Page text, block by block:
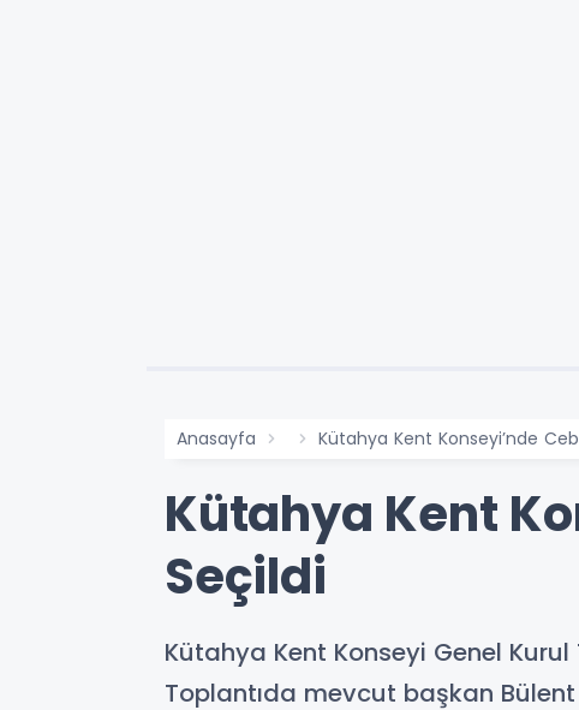
Anasayfa Kütahya Kent Konseyi’nde
Kütahya Kent
Seçildi
Kütahya Kent Konseyi Genel Kurul
Toplantıda mevcut başkan